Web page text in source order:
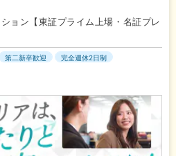
ョン【東証プライム上場・名証プレ
第二新卒歓迎
完全週休2日制